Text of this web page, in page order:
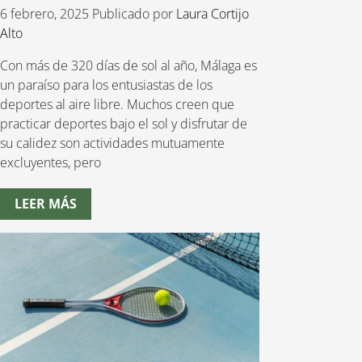
6 febrero, 2025 Publicado por Laura Cortijo
Alto
Con más de 320 días de sol al año, Málaga es
un paraíso para los entusiastas de los
deportes al aire libre. Muchos creen que
practicar deportes bajo el sol y disfrutar de
su calidez son actividades mutuamente
excluyentes, pero
LEER MÁS